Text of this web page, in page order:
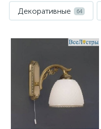
Декоративные 64
Подсветка для картин
Потолочные
С 1 плафоном